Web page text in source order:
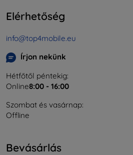
Elérhetőség
info@top4mobile.eu
Írjon nekünk
Hétfőtől péntekig:
Online8:00 - 16:00
Szombat és vasárnap:
Offline
Bevásárlás